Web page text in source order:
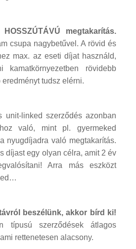
megtakarítás.
csupa nagybetűvel. A rövid és
max. az eseti díjat használd,
rövidebb
tudsz elérni.
unit-linked szerződés azonban
való, mint pl. gyermeked
nyugdíjadra való megtakarítás.
díjast egy olyan célra, amit 2 év
Arra más eszközt
beszélünk, akkor bírd ki!
típusú szerződések átlagos
rettenetesen alacsony.